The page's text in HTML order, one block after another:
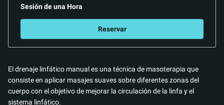
Sesión de una Hora
Reservar
El drenaje linfático manual es una técnica de masoterapia que
consiste en aplicar masajes suaves sobre diferentes zonas del
cuerpo con el objetivo de mejorar la circulación de la linfa y el
sistema linfático.